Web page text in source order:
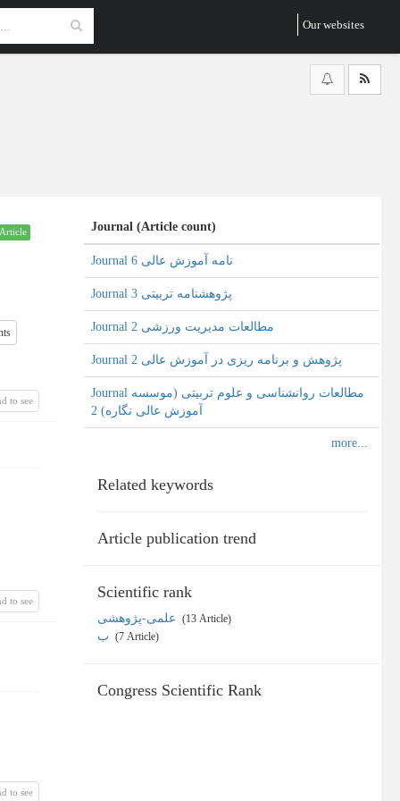
Our websites
to see
to see
to see
Journal (Article count)
Journal نامه آموزش عالی 6
Journal پژوهشنامه تربیتی 3
Journal مطالعات مدیریت ورزشی 2
Journal پژوهش و برنامه ریزی در آموزش عالی 2
Journal مطالعات روانشناسی و علوم تربیتی (موسسه
آموزش عالی نگاره) 2
Related keywords
Article publication trend
Scientific rank
‎ (13 Article)
‎ (7 Article)
Congress Scientific Rank